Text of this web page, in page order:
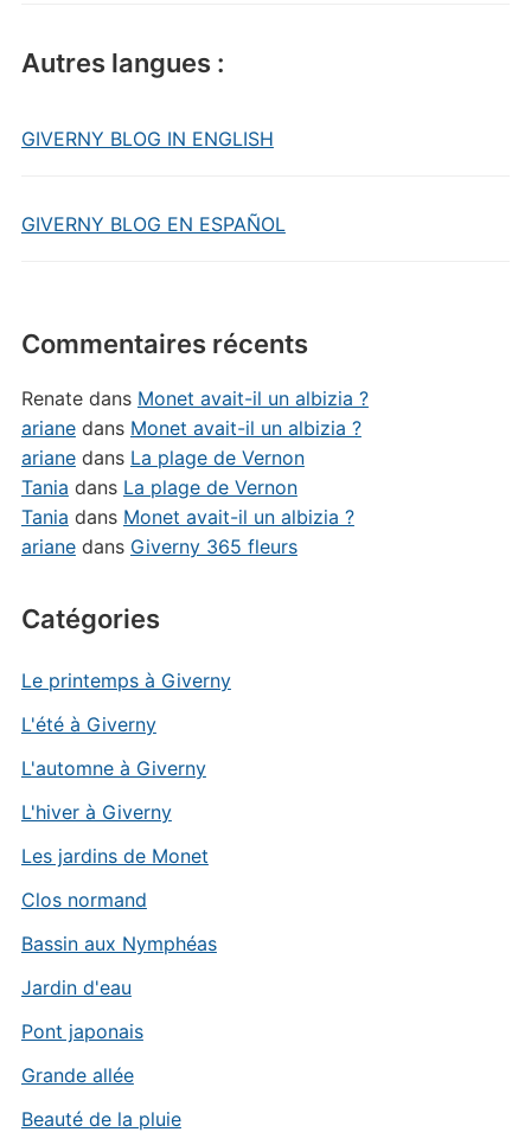
Autres langues :
GIVERNY BLOG IN ENGLISH
GIVERNY BLOG EN ESPAÑOL
Commentaires récents
Renatedans Monet avait-il un albizia ?
arianedans Monet avait-il un albizia ?
arianedans La plage de Vernon
Tania dans La plage de Vernon
Tania dans Monet avait-il un albizia ?
arianedans Giverny 365 fleurs
Catégories
Le printemps à Giverny
L'été à Giverny
L'automne à Giverny
L'hiver à Giverny
Les jardins de Monet
Clos normand
Bassin aux Nymphéas
Jardin d'eau
Pont japonais
Grande allée
Beauté de la pluie